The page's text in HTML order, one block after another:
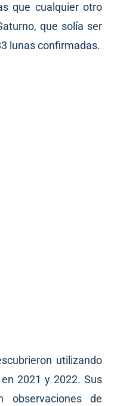
que cualquier otro
que solía ser
lunas confirmadas.
utilizando
2021 y 2022. Sus
observaciones de